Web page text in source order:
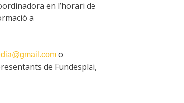
en l’horari de
a
o
de Fundesplai,